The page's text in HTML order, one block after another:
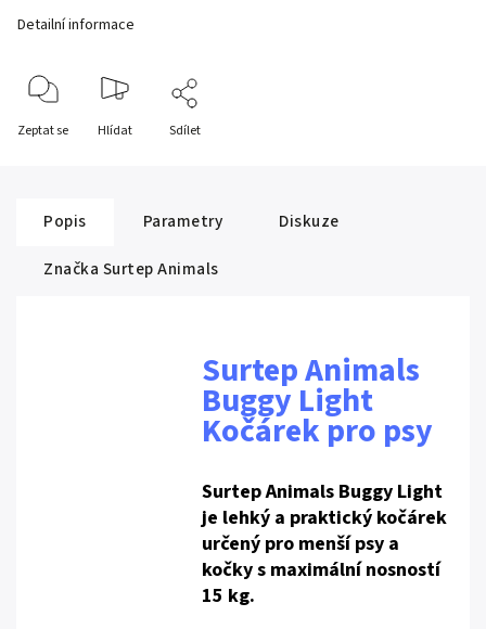
Detailní informace
Zeptat se Hlídat Sdílet
Popis Parametry
Diskuze
Značka Surtep Animals
Surtep Animals
Buggy Light
Kočárek pro psy
Surtep Animals Buggy Light
je lehký a praktický kočárek
určený pro menší psy a
kočky s maximální nosností
15 kg.